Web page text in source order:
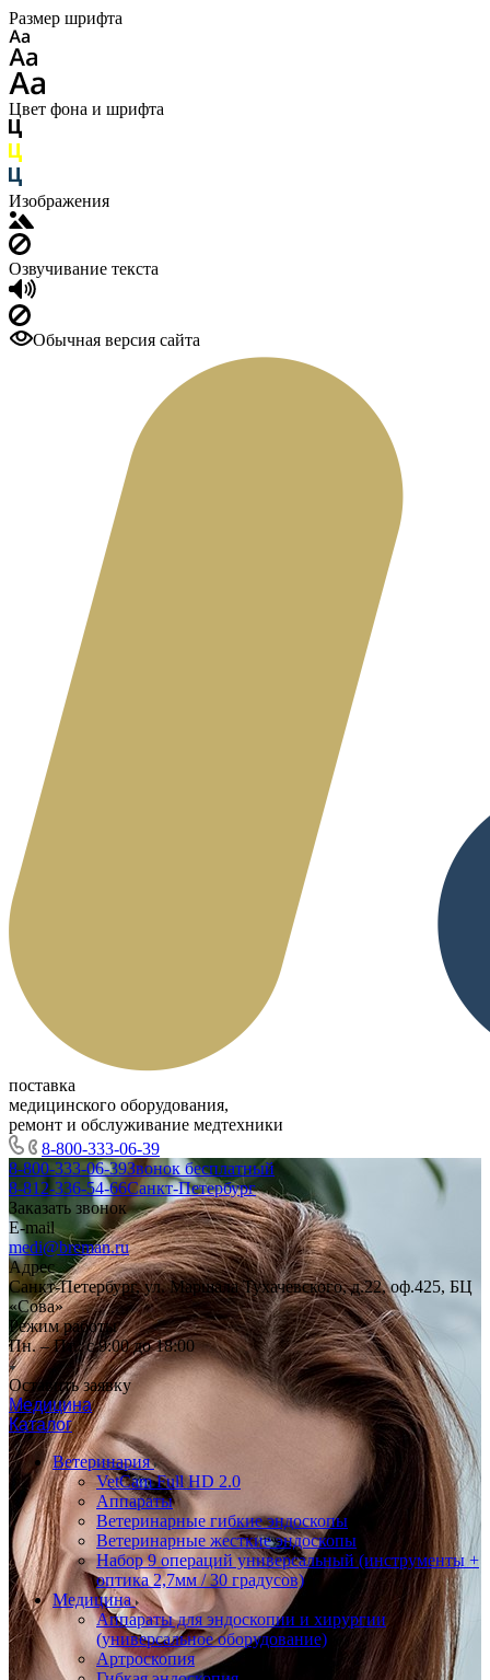
Размер шрифта
Цвет фона и шрифта
Изображения
Озвучивание текста
Обычная версия сайта
поставка
медицинского оборудования,
ремонт и обслуживание медтехники
8-800-333-06-39
8-800-333-06-39Звонок бесплатный
8-812-336-54-66Санкт-Петербург
Заказать звонок
E-mail
medi@breman.ru
Адрес
Санкт-Петербург, ул. Маршала Тухачевского, д.22, оф.425, БЦ
«Сова»
Режим работы
Пн. – Пт.: с 9:00 до 18:00
Оставить заявку
Медицина
Каталог
Ветеринария
VetCam Full HD 2.0
Аппараты
Ветеринарные гибкие эндоскопы
Ветеринарные жесткие эндоскопы
Набор 9 операций универсальный (инструменты +
оптика 2,7мм / 30 градусов)
Медицина
Аппараты для эндоскопии и хирургии
(универсальное оборудование)
Артроскопия